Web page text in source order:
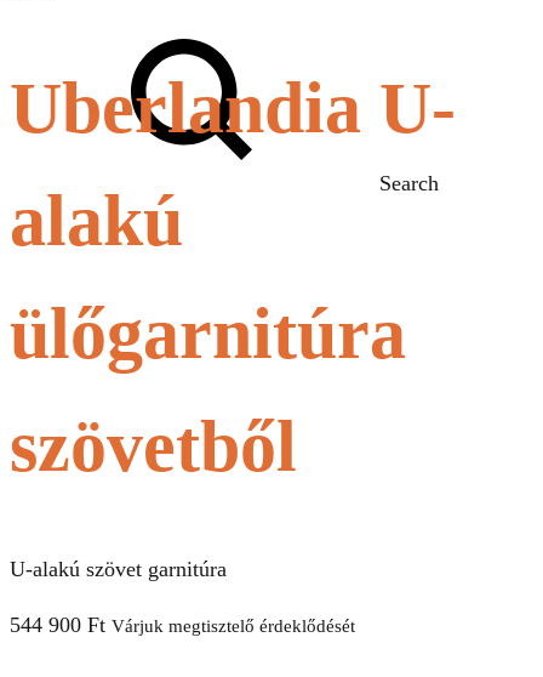
Search
Uberlandia U-
alakú
ülőgarnitúra
szövetből
U-alakú szövet garnitúra
544 900 Ft Várjuk megtisztelő érdeklődését